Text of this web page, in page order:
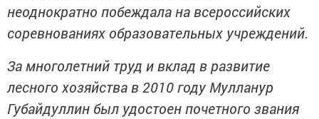
неоднократно побеждала на всероссийских
соревнованиях образовательных учреждений.
За многолетний труд и вклад в развитие
лесного хозяйства в 2010 году Мулланур
Губайдуллин был удостоен почетного звания